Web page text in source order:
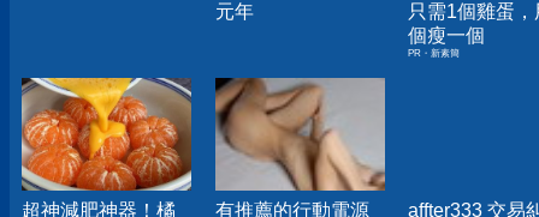
元年
只需1個雞蛋，
個瘦一個
PR・新素簡
超神減肥神器！橘 有推薦的行動電源 affter333 交易